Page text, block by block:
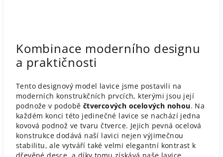
Kombinace moderního designu
a praktičnosti
Tento designový model lavice jsme postavili na
moderních konstrukčních prvcích, kterými jsou její
podnože v podobě čtvercových ocelových nohou. Na
každém konci této jedinečné lavice se nachází jedna
kovová podnož ve tvaru čtverce. Jejich pevná ocelová
konstrukce dodává naší lavici nejen výjimečnou
stabilitu, ale vytváří také velmi elegantní kontrast k